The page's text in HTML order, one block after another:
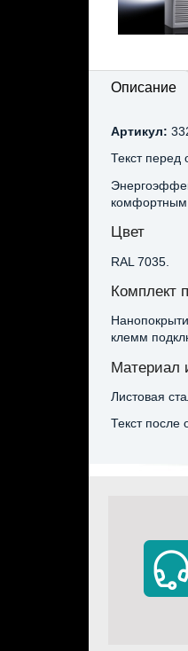
Описание
Артикул:
Текст перед
комфортным
Цвет
RAL 7035.
Комплект
клемм
Материал
Листовая
Текст после